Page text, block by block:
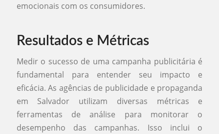
emocionais com os consumidores.
Resultados e Métricas
Medir o sucesso de uma campanha publicitária é
fundamental para entender seu impacto e
eficácia. As agências de publicidade e propaganda
em Salvador utilizam diversas métricas e
ferramentas de análise para monitorar o
desempenho das campanhas. Isso inclui o